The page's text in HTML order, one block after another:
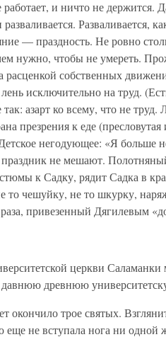
и ничто не держится.
Разваливается,
— праздность. Не ровно
нужно, чтобы не умереть.
расценкой собственных
исключительно на труд.
азарт ко всему, что не
презрения к еде
негодующее: «Я больше
не мешают.
к Садку, рядит Садка в
то чешуйку, не то шкурку,
привезенный Дягилевым
церкви Саламанки
давнюю древнюю
окончило трое святых.
еще не вступала нога ни